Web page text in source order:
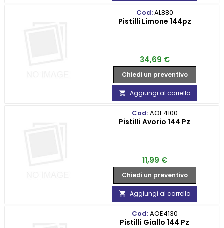
Cod:AL880
Pistilli Limone 144pz
Prezzo
34,69 €
Chiedi un preventivo
 Aggiungi al carrello
Cod:AOE4100
Pistilli Avorio 144 Pz
Prezzo
11,99 €
Chiedi un preventivo
 Aggiungi al carrello
Cod:AOE4130
Pistilli Giallo 144 Pz